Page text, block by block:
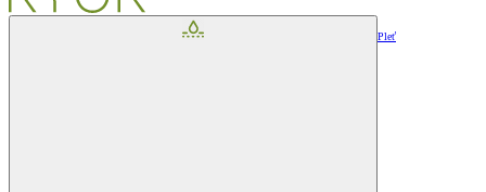
Pleť